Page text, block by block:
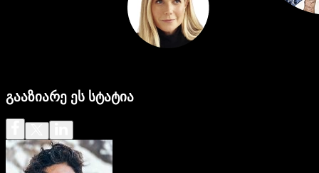
გააზიარე ეს სტატია